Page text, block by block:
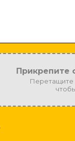
Прикрепите
Перетащите